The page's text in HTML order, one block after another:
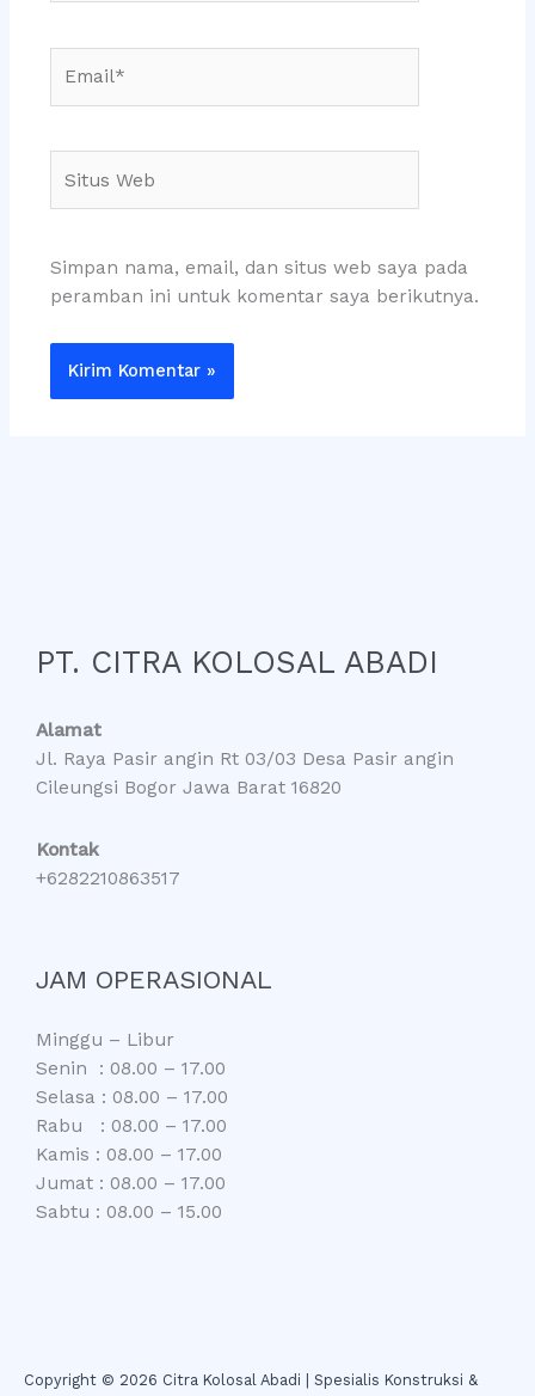
Web
Simpan nama, email, dan situs web saya pada
peramban ini untuk komentar saya berikutnya.
PT. CITRA KOLOSAL ABADI
Alamat
Jl. Raya Pasir angin Rt 03/03 Desa Pasir angin
Cileungsi Bogor Jawa Barat 16820
Kontak
+6282210863517
JAM OPERASIONAL
Minggu – Libur
Senin : 08.00 – 17.00
Selasa : 08.00 – 17.00
Rabu : 08.00 – 17.00
Kamis : 08.00 – 17.00
Jumat : 08.00 – 17.00
Sabtu : 08.00 – 15.00
Copyright © 2026 Citra Kolosal Abadi | Spesialis Konstruksi &